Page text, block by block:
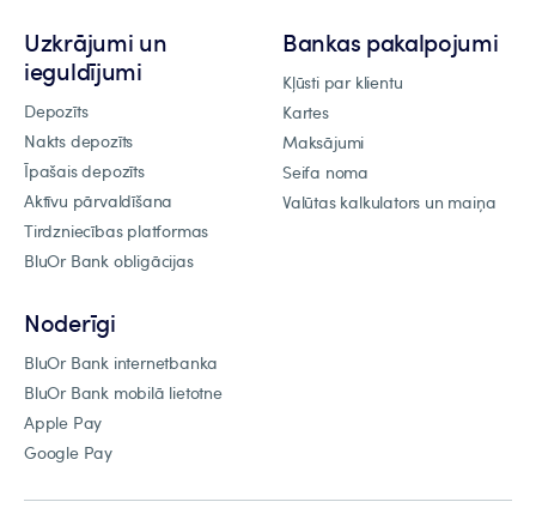
Uzkrājumi un
ieguldījumi
Depozīts
Nakts depozīts
Īpašais depozīts
Aktīvu pārvaldīšana
Tirdzniecības platformas
BluOr Bank obligācijas
Bankas pakalpojumi
Kļūsti par klientu
Kartes
Maksājumi
Seifa noma
Valūtas kalkulators un maiņa
Noderīgi
BluOr Bank internetbanka
BluOr Bank mobilā lietotne
Apple Pay
Google Pay